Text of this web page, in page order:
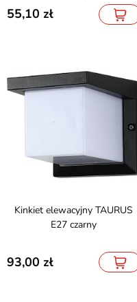
55,10
Kinkiet elewacyjny TAURUS
E27 czarny
93,00